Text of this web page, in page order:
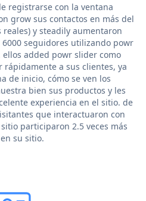
registrarse con la ventana
grow sus contactos en más del
reales) y steadily aumentaron
seguidores utilizando powr
added powr slider como
a sus clientes, ya
de inicio, cómo se ven los
bien sus productos y les
experiencia en el sitio. de
que interactuaron con
participaron 2.5 veces más
su sitio.